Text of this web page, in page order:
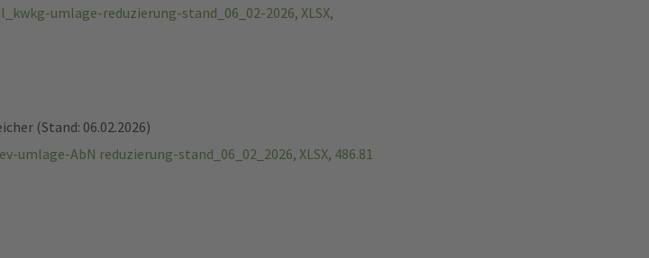
umlage-reduzierung-stand_06_02-2026, XLSX,
(Stand: 06.02.2026)
AbN reduzierung-stand_06_02_2026, XLSX, 486.81